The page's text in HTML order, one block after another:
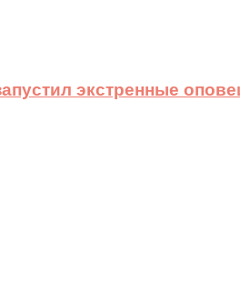
экстренные